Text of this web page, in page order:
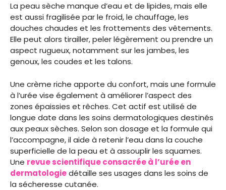
La peau sèche manque d’eau et de lipides, mais elle
est aussi fragilisée par le froid, le chauffage, les
douches chaudes et les frottements des vêtements.
Elle peut alors tirailler, peler légèrement ou prendre un
aspect rugueux, notamment sur les jambes, les
genoux, les coudes et les talons.
Une crème riche apporte du confort, mais une formule
à l’urée vise également à améliorer l’aspect des
zones épaissies et rêches. Cet actif est utilisé de
longue date dans les soins dermatologiques destinés
aux peaux sèches. Selon son dosage et la formule qui
l’accompagne, il aide à retenir l’eau dans la couche
superficielle de la peau et à assouplir les squames.
Une revue scientifique consacrée à l’urée en
dermatologiedétaille ses usages dans les soins de
la sécheresse cutanée.